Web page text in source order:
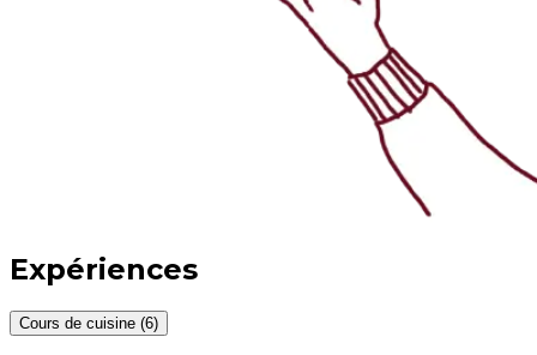
Expériences
Cours de cuisine (6)